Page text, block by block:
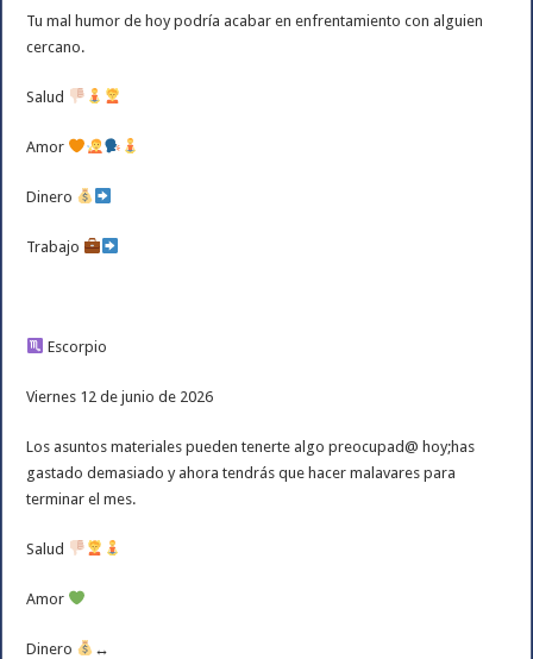
Tu mal humor de hoy podría acabar en enfrentamiento con alguien
cercano.
Salud
Amor
Dinero
Trabajo
Escorpio
Viernes 12 de junio de 2026
Los asuntos materiales pueden tenerte algo preocupad@ hoy;has
gastado demasiado y ahora tendrás que hacer malavares para
terminar el mes.
Salud
Amor
Dinero ↔️